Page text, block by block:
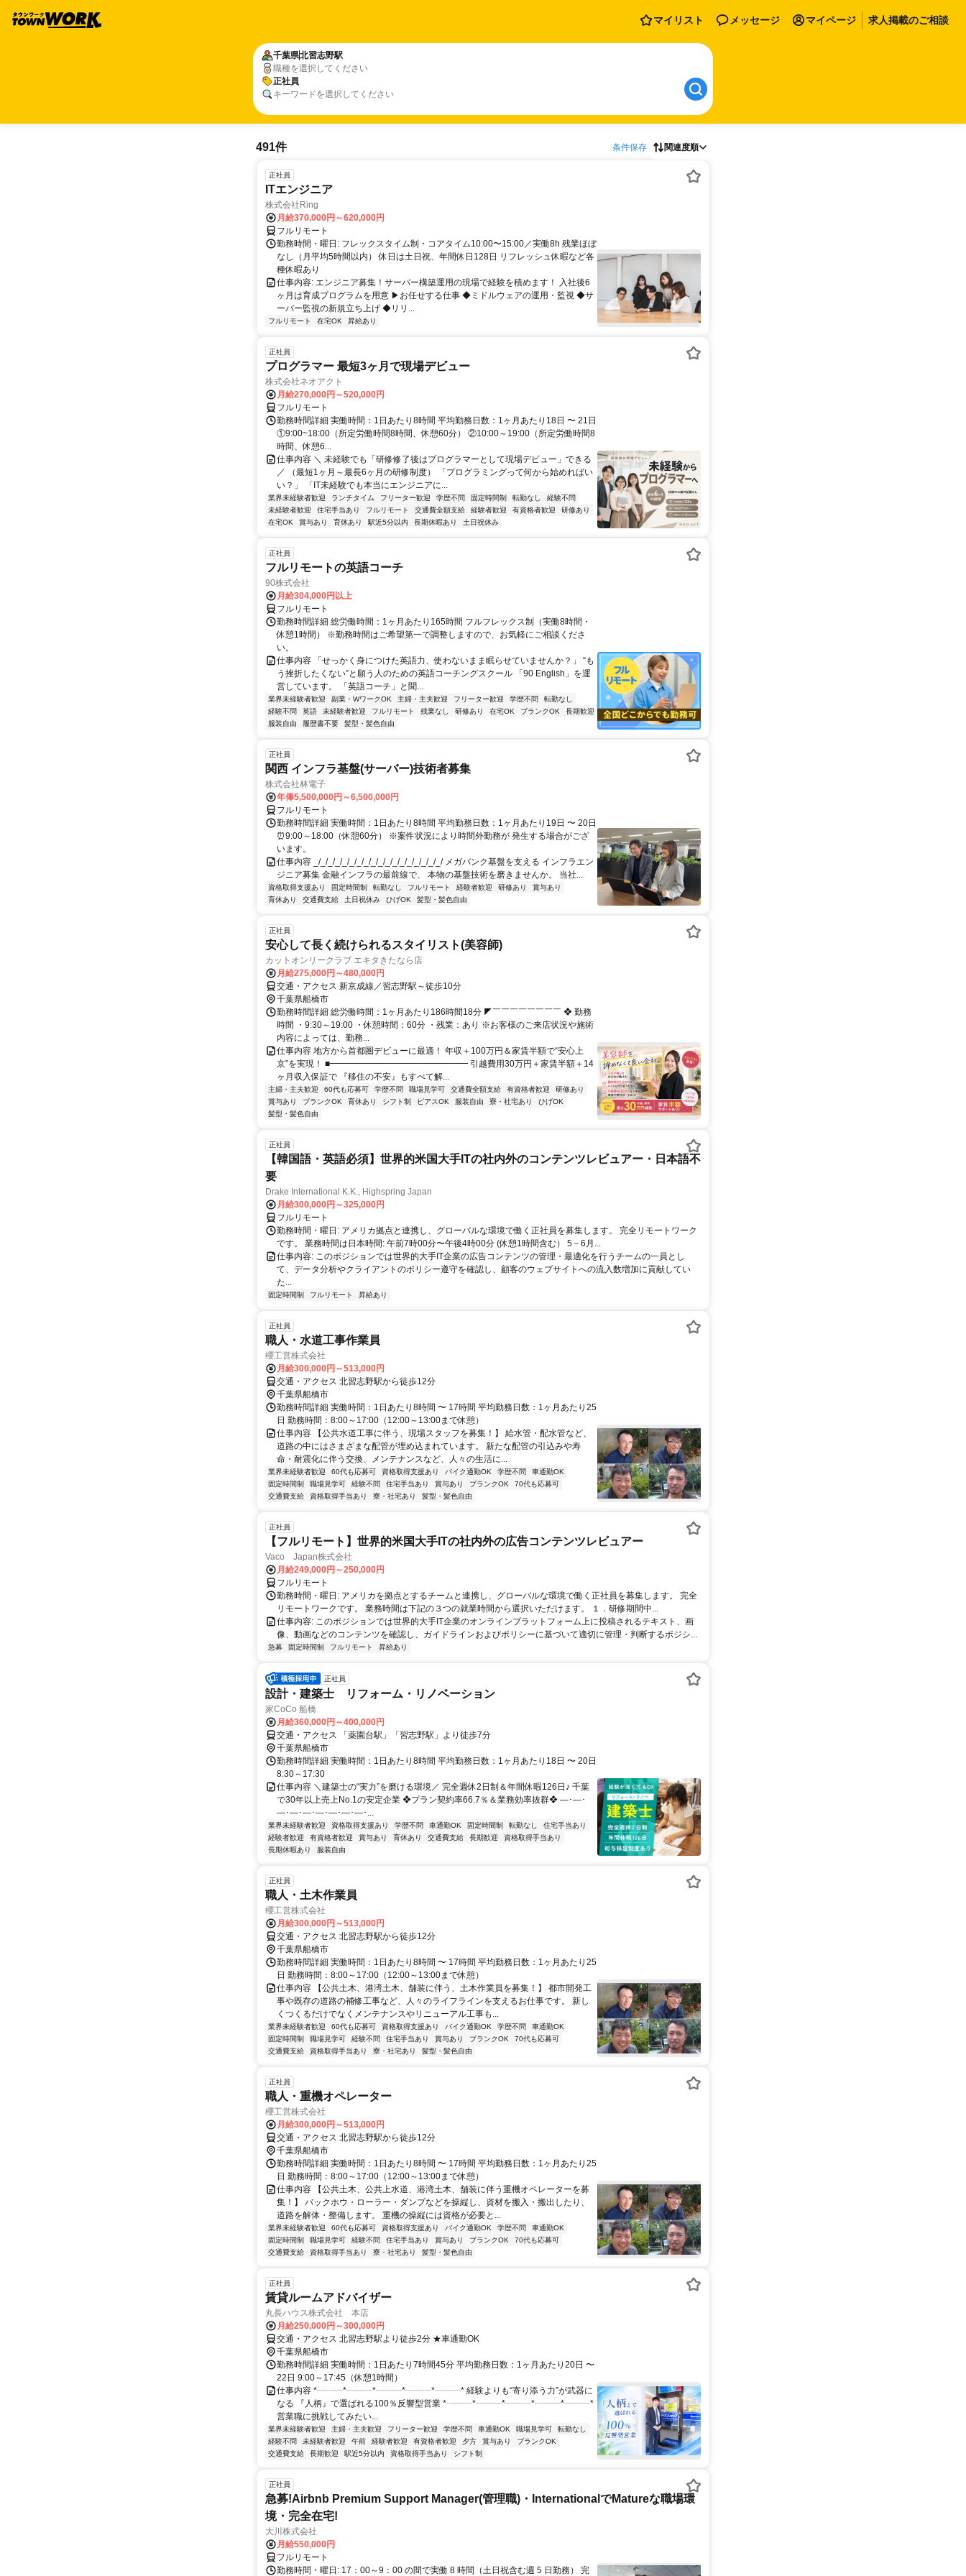
マイリスト メッセージ マイページ 求人掲載のご相談
千葉県北習志野駅
職種を選択してください
正社員
キーワードを選択してください
491件 条件保存 関連度順
正社員
ITエンジニア
株式会社Ring
月給370,000円～620,000円
フルリモート
勤務時間・曜日: フレックスタイム制・コアタイム10:00〜15:00／実働8h 残業ほぼ
なし（月平均5時間以内） 休日は土日祝、年間休日128日 リフレッシュ休暇など各
種休暇あり
仕事内容: エンジニア募集！サーバー構築運用の現場で経験を積めます！ 入社後6
ヶ月は育成プログラムを用意 ▶お任せする仕事 ◆ミドルウェアの運用・監視 ◆サ
ーバー監視の新規立ち上げ ◆リリ...
フルリモート 在宅OK 昇給あり
正社員
プログラマー 最短3ヶ月で現場デビュー
株式会社ネオアクト
月給270,000円～520,000円
フルリモート
勤務時間詳細 実働時間：1日あたり8時間 平均勤務日数：1ヶ月あたり18日 〜 21日
①9:00~18:00（所定労働時間8時間、休憩60分） ②10:00～19:00（所定労働時間8
時間、休憩6...
仕事内容 ＼ 未経験でも「研修修了後はプログラマーとして現場デビュー」できる
／ （最短1ヶ月～最長6ヶ月の研修制度） 「プログラミングって何から始めればい
い？」 「IT未経験でも本当にエンジニアに...
業界未経験者歓迎 ランチタイム フリーター歓迎 学歴不問 固定時間制 転勤なし
経験不問
未経験者歓迎
住宅手当あり フルリモート 交通費全額支給 経験者歓迎 有資格者歓迎
研修あり
在宅OK
賞与あり 育休あり 駅近5分以内 長期休暇あり 土日祝休み
正社員
フルリモートの英語コーチ
90株式会社
月給304,000円以上
フルリモート
勤務時間詳細 総労働時間：1ヶ月あたり165時間 フルフレックス制（実働8時間・
休憩1時間） ※勤務時間はご希望第一で調整しますので、お気軽にご相談くださ
い。
仕事内容 「せっかく身につけた英語力、使わないまま眠らせていませんか？」 “も
う挫折したくない”と願う人のための英語コーチングスクール 「90 English」を運
営しています。 「英語コーチ」と聞...
業界未経験者歓迎 副業・WワークOK 主婦・主夫歓迎 フリーター歓迎 学歴不問
転勤なし
経験不問
英語 未経験者歓迎 フルリモート 残業なし 研修あり 在宅OK ブランクOK
長期歓迎
服装自由
履歴書不要 髪型・髪色自由
正社員
関西 インフラ基盤(サーバー)技術者募集
株式会社林電子
年俸5,500,000円～6,500,000円
フルリモート
勤務時間詳細 実働時間：1日あたり8時間 平均勤務日数：1ヶ月あたり19日 〜 20日
⏰9:00～18:00（休憩60分） ※案件状況により時間外勤務が 発生する場合がござ
います。
仕事内容 _/_/_/_/_/_/_/_/_/_/_/_/_/_/_/_/_/_/ メガバンク基盤を支える インフラエン
ジニア募集 金融インフラの最前線で、 本物の基盤技術を磨きませんか。 当社...
資格取得支援あり 固定時間制 転勤なし フルリモート 経験者歓迎 研修あり
賞与あり
育休あり
交通費支給 土日祝休み ひげOK 髪型・髪色自由
正社員
安心して長く続けられるスタイリスト(美容師)
カットオンリークラブ エキタきたなら店
月給275,000円～480,000円
交通・アクセス 新京成線／習志野駅～徒歩10分
千葉県船橋市
勤務時間詳細 総労働時間：1ヶ月あたり186時間18分 ◤￣￣￣￣￣￣￣￣ ❖ 勤務
時間 ・9:30～19:00 ・休憩時間：60分 ・残業：あり ※お客様のご来店状況や施術
内容によっては、勤務...
仕事内容 地方から首都圏デビューに最適！ 年収＋100万円＆家賃半額で“安心上
京”を実現！ ■━━━━━━━━━━━━━━━━ 引越費用30万円＋家賃半額＋14
ヶ月収入保証で 『移住の不安』もすべて解...
主婦・主夫歓迎 60代も応募可 学歴不問 職場見学可 交通費全額支給 有資格者歓迎
研修あり
賞与あり
ブランクOK 育休あり シフト制 ピアスOK 服装自由 寮・社宅あり
ひげOK
髪型・髪色自由
正社員
【韓国語・英語必須】世界的米国大手ITの社内外のコンテンツレビュアー・日本語不
要
Drake International K.K., Highspring Japan
月給300,000円～325,000円
フルリモート
勤務時間・曜日: アメリカ拠点と連携し、グローバルな環境で働く正社員を募集します。 完全リモートワーク
です。 業務時間は日本時間: 午前7時00分〜午後4時00分 (休憩1時間含む） 5－6月...
仕事内容: このポジションでは世界的大手IT企業の広告コンテンツの管理・最適化を行うチームの一員とし
て、データ分析やクライアントのポリシー遵守を確認し、顧客のウェブサイトへの流入数増加に貢献してい
た...
固定時間制 フルリモート 昇給あり
正社員
職人・水道工事作業員
櫻工営株式会社
月給300,000円～513,000円
交通・アクセス 北習志野駅から徒歩12分
千葉県船橋市
勤務時間詳細 実働時間：1日あたり8時間 〜 17時間 平均勤務日数：1ヶ月あたり25
日 勤務時間：8:00～17:00（12:00～13:00まで休憩）
仕事内容 【公共水道工事に伴う、現場スタッフを募集！】 給水管・配水管など、
道路の中にはさまざまな配管が埋め込まれています。 新たな配管の引込みや寿
命・耐震化に伴う交換、メンテナンスなど、人々の生活に...
業界未経験者歓迎 60代も応募可 資格取得支援あり バイク通勤OK 学歴不問
車通勤OK
固定時間制
職場見学可 経験不問 住宅手当あり 賞与あり ブランクOK
70代も応募可
交通費支給
資格取得手当あり 寮・社宅あり 髪型・髪色自由
正社員
【フルリモート】世界的米国大手ITの社内外の広告コンテンツレビュアー
Vaco Japan株式会社
月給249,000円～250,000円
フルリモート
勤務時間・曜日: アメリカを拠点とするチームと連携し、グローバルな環境で働く正社員を募集します。 完全
リモートワークです。 業務時間は下記の３つの就業時間から選択いただけます。 １．研修期間中...
仕事内容: このポジションでは世界的大手IT企業のオンラインプラットフォーム上に投稿されるテキスト、画
像、動画などのコンテンツを確認し、ガイドラインおよびポリシーに基づいて適切に管理・判断するポジシ...
急募 固定時間制 フルリモート 昇給あり
正社員
設計・建築士 リフォーム・リノベーション
家CoCo 船橋
月給360,000円～400,000円
交通・アクセス 「薬園台駅」「習志野駅」より徒歩7分
千葉県船橋市
勤務時間詳細 実働時間：1日あたり8時間 平均勤務日数：1ヶ月あたり18日 〜 20日
8:30～17:30
仕事内容 ＼建築士の“実力”を磨ける環境／ 完全週休2日制＆年間休暇126日♪ 千葉
で30年以上売上No.1の安定企業 ❖プラン契約率66.7％＆業務効率抜群❖ ―･―･
―･―･―･―･―･―･―･...
業界未経験者歓迎 資格取得支援あり 学歴不問 車通勤OK 固定時間制 転勤なし
住宅手当あり
経験者歓迎
有資格者歓迎 賞与あり 育休あり 交通費支給 長期歓迎
資格取得手当あり
長期休暇あり
服装自由
正社員
職人・土木作業員
櫻工営株式会社
月給300,000円～513,000円
交通・アクセス 北習志野駅から徒歩12分
千葉県船橋市
勤務時間詳細 実働時間：1日あたり8時間 〜 17時間 平均勤務日数：1ヶ月あたり25
日 勤務時間：8:00～17:00（12:00～13:00まで休憩）
仕事内容 【公共土木、港湾土木、舗装に伴う、土木作業員を募集！】 都市開発工
事や既存の道路の補修工事など、人々のライフラインを支えるお仕事です。 新し
くつくるだけでなくメンテナンスやリニューアル工事も...
業界未経験者歓迎 60代も応募可 資格取得支援あり バイク通勤OK 学歴不問
車通勤OK
固定時間制
職場見学可 経験不問 住宅手当あり 賞与あり ブランクOK
70代も応募可
交通費支給
資格取得手当あり 寮・社宅あり 髪型・髪色自由
正社員
職人・重機オペレーター
櫻工営株式会社
月給300,000円～513,000円
交通・アクセス 北習志野駅から徒歩12分
千葉県船橋市
勤務時間詳細 実働時間：1日あたり8時間 〜 17時間 平均勤務日数：1ヶ月あたり25
日 勤務時間：8:00～17:00（12:00～13:00まで休憩）
仕事内容 【公共土木、公共上水道、港湾土木、舗装に伴う重機オペレーターを募
集！】 バックホウ・ローラー・ダンプなどを操縦し、資材を搬入・搬出したり、
道路を解体・整備します。 重機の操縦には資格が必要と...
業界未経験者歓迎 60代も応募可 資格取得支援あり バイク通勤OK 学歴不問
車通勤OK
固定時間制
職場見学可 経験不問 住宅手当あり 賞与あり ブランクOK
70代も応募可
交通費支給
資格取得手当あり 寮・社宅あり 髪型・髪色自由
正社員
賃貸ルームアドバイザー
丸長ハウス株式会社 本店
月給250,000円～300,000円
交通・アクセス 北習志野駅より徒歩2分 ★車通勤OK
千葉県船橋市
勤務時間詳細 実働時間：1日あたり7時間45分 平均勤務日数：1ヶ月あたり20日 〜
22日 9:00～17:45（休憩1時間）
仕事内容 *┈┈┈*┈┈┈*┈┈┈*┈┈┈*┈┈┈* 経験よりも“寄り添う力”が武器に
なる 『人柄』で選ばれる100％反響型営業 *┈┈┈*┈┈┈*┈┈┈*┈┈┈*┈┈┈*
営業職に挑戦してみたい...
業界未経験者歓迎 主婦・主夫歓迎 フリーター歓迎 学歴不問 車通勤OK 職場見学可
転勤なし
経験不問
未経験者歓迎 午前 経験者歓迎 有資格者歓迎 夕方 賞与あり
ブランクOK
交通費支給
長期歓迎 駅近5分以内 資格取得手当あり シフト制
正社員
急募!Airbnb Premium Support Manager(管理職)・InternationalでMatureな職場環
境・完全在宅!
大川株式会社
月給550,000円
フルリモート
勤務時間・曜日: 17：00～9：00 の間で実働 8 時間（土日祝含む週 5 日勤務） 完